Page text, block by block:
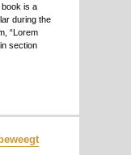
is a
during the
“Lorem
section